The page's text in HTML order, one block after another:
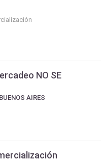
NO SE
AIRES